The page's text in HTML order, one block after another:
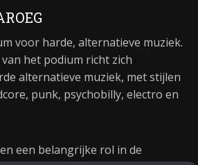
voor harde, alternatieve muziek.
het podium richt zich
alternatieve muziek, met stijlen
punk, psychobilly, electro en
een belangrijke rol in de